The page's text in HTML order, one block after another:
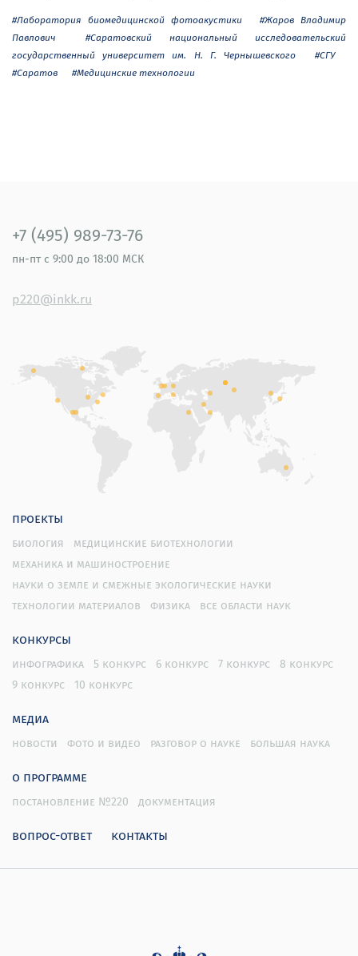
#Лаборатория биомедицинской фотоакустики
#Жаров Владимир
Павлович
#Саратовский национальный исследовательский
государственный университет им. Н. Г. Чернышевского
#СГУ
#Саратов
#Медицинские технологии
+7 (495) 989-73-76
пн-пт с 9:00 до 18:00 МСК
p220@inkk.ru
проекты
биология
медицинские биотехнологии
механика и машиностроение
науки о земле и смежные экологические науки
технологии материалов
физика все области наук
конкурсы
инфографика 5 конкурс 6 конкурс 7 конкурс
8 конкурс
9 конкурс
10 конкурс
медиа
новости фото и видео разговор о науке большая наука
о программе
постановление №220 документация
вопрос-ответ контакты